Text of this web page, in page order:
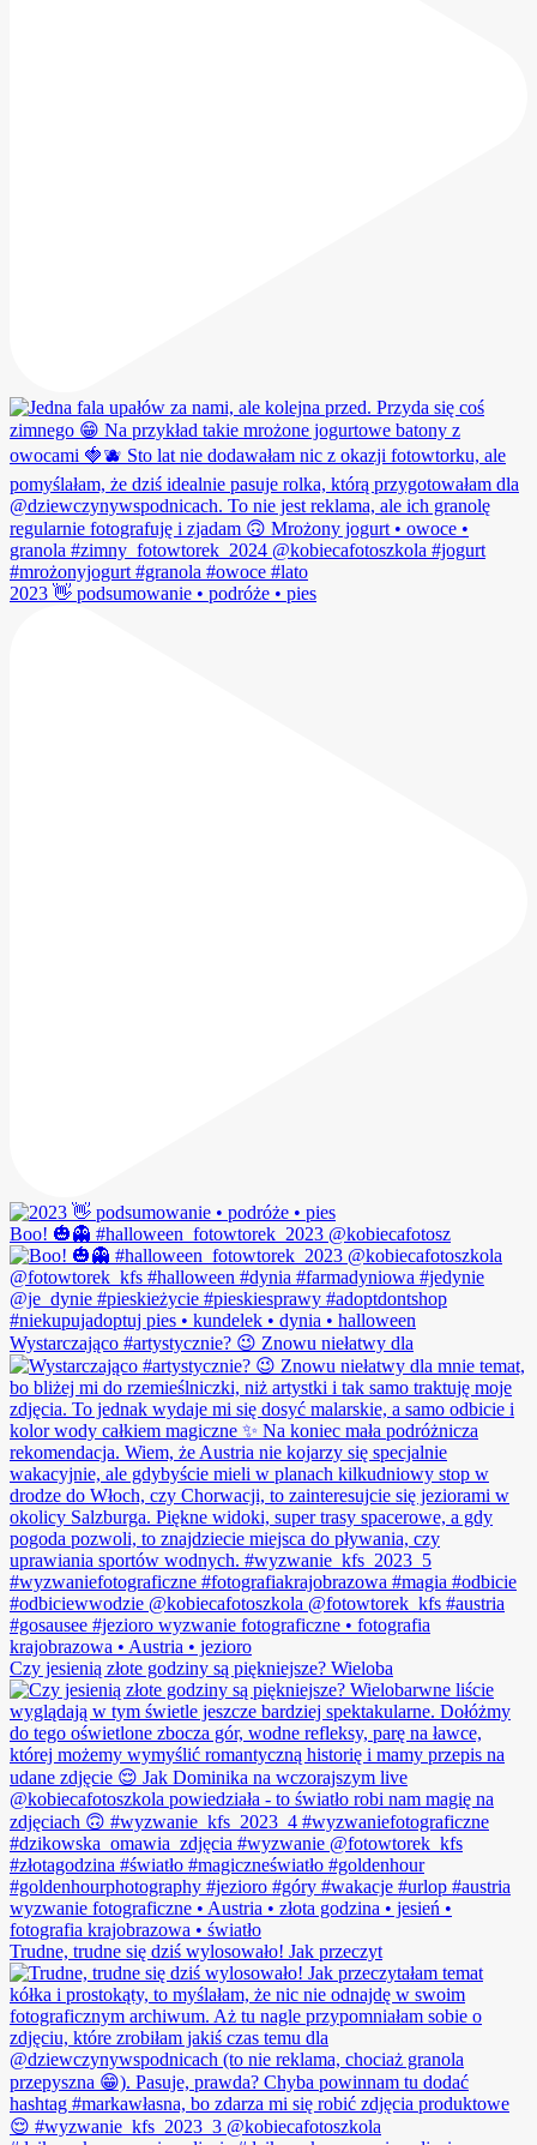
2023 👋 podsumowanie • podróże • pies
Boo! 🎃👻 #halloween_fotowtorek_2023 @kobiecafotosz
Wystarczająco #artystycznie? 😉 Znowu niełatwy dla
Czy jesienią złote godziny są piękniejsze? Wieloba
Trudne, trudne się dziś wylosowało! Jak przeczyt